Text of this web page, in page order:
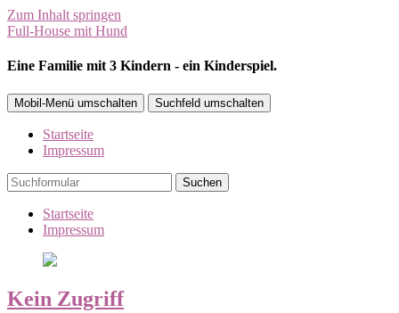
Zum Inhalt springen
Full-House mit Hund
Eine Familie mit 3 Kindern - ein Kinderspiel.
Mobil-Menü umschalten Suchfeld umschalten
Startseite
Impressum
Suchen
Startseite
Impressum
Kein Zugriff